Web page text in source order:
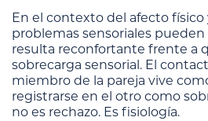
En el contexto del afecto
problemas sensoriales
resulta reconfortante frente a
sobrecarga sensorial. El
miembro de la pareja vive
registrarse en el otro como
no es rechazo. Es fisiología.